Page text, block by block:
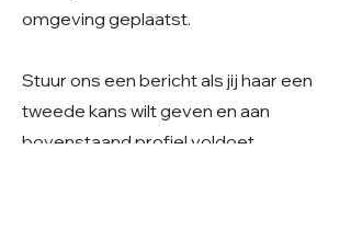
omgeving geplaatst.
Stuur ons een bericht als jij haar een
tweede kans wilt geven en aan
bovenstaand profiel voldoet.